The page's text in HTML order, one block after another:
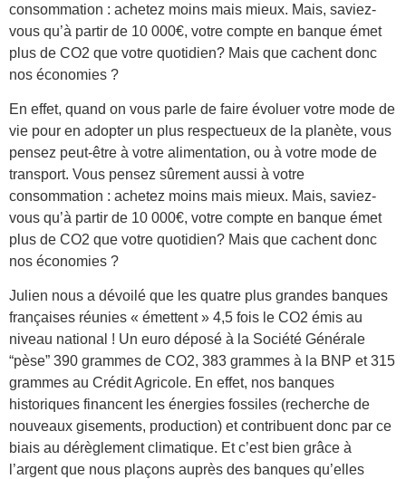
consommation : achetez moins mais mieux. Mais, saviez-
vous qu’à partir de 10 000€, votre compte en banque émet
plus de CO2 que votre quotidien? Mais que cachent donc
nos économies ?
En effet, quand on vous parle de faire évoluer votre mode de
vie pour en adopter un plus respectueux de la planète, vous
pensez peut-être à votre alimentation, ou à votre mode de
transport. Vous pensez sûrement aussi à votre
consommation : achetez moins mais mieux. Mais, saviez-
vous qu’à partir de 10 000€, votre compte en banque émet
plus de CO2 que votre quotidien? Mais que cachent donc
nos économies ?
Julien nous a dévoilé que les quatre plus grandes banques
françaises réunies « émettent » 4,5 fois le CO2 émis au
niveau national ! Un euro déposé à la Société Générale
“pèse” 390 grammes de CO2, 383 grammes à la BNP et 315
grammes au Crédit Agricole. En effet, nos banques
historiques financent les énergies fossiles (recherche de
nouveaux gisements, production) et contribuent donc par ce
biais au dérèglement climatique. Et c’est bien grâce à
l’argent que nous plaçons auprès des banques qu’elles